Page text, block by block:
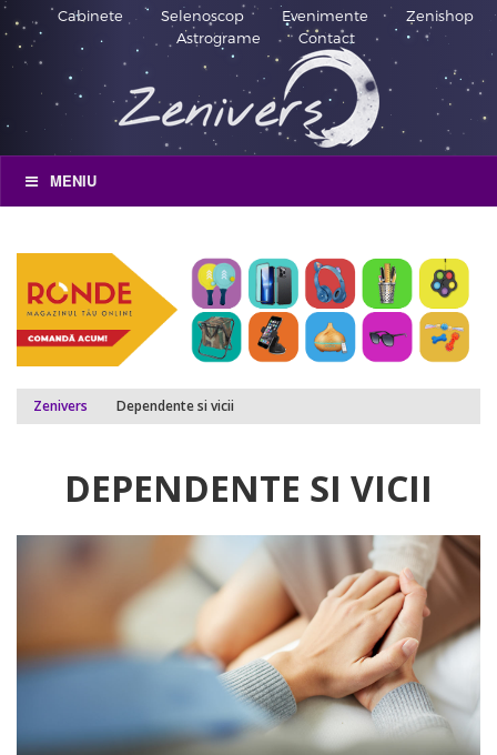
Cabinete Selenoscop Evenimente
Zenishop
Astrograme
Contact
MENIU
Zenivers Dependente si vicii
DEPENDENTE SI VICII